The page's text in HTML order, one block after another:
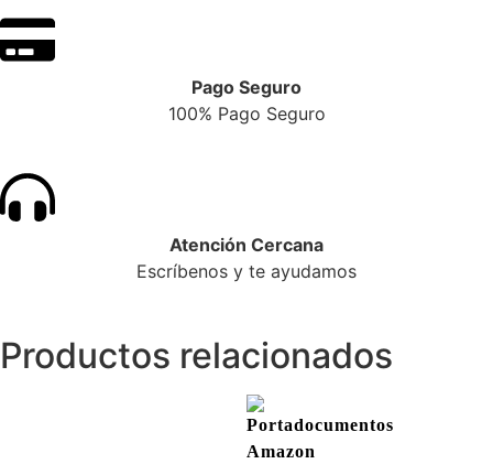
Pago Seguro
100% Pago Seguro
Atención Cercana
Escríbenos y te ayudamos
Productos relacionados